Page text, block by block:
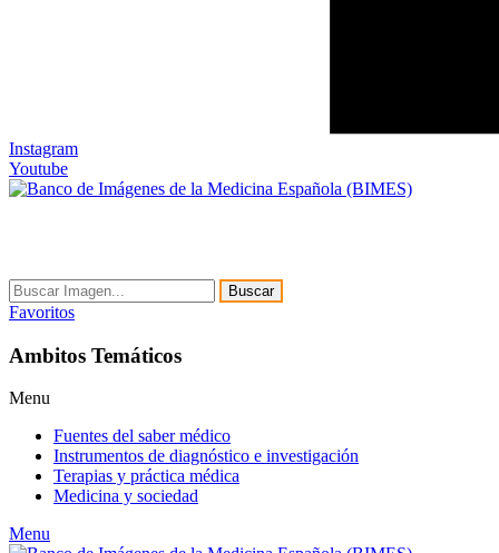
Instagram
Youtube
Buscar
Favoritos
Ambitos Temáticos
Menu
Fuentes del saber médico
Instrumentos de diagnóstico e investigación
Terapias y práctica médica
Medicina y sociedad
Menu